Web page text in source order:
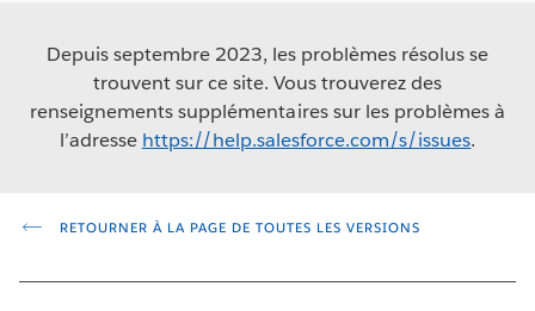
Depuis septembre 2023, les problèmes résolus se
trouvent sur ce site. Vous trouverez des
renseignements supplémentaires sur les problèmes à
l’adresse https://help.salesforce.com/s/issues.
RETOURNER À LA PAGE DE TOUTES LES VERSIONS